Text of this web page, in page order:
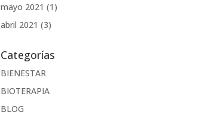
mayo 2021 (1)
abril 2021 (3)
Categorías
BIENESTAR
BIOTERAPIA
BLOG